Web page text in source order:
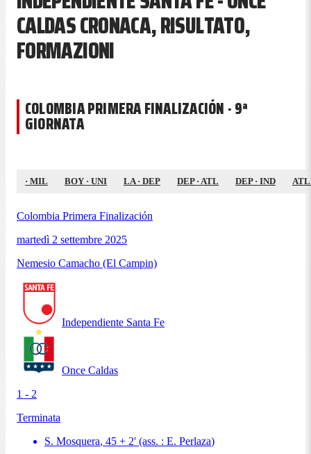
CALDAS CRONACA, RISULTATO,
FORMAZIONI
COLOMBIA PRIMERA FINALIZACIÓN · 9ª
GIORNATA
· MIL BOY · UNI LA· DEP DEP· ATL DEP· IND ATL
Colombia Primera Finalización
martedì 2 settembre 2025
Nemesio Camacho (El Campin)
Independiente Santa Fe
Once Caldas
1 - 2
Terminata
S. Mosquera, 45 + 2' (ass. : E. Perlaza)